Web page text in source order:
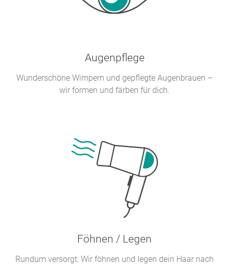
Augenpflege
Wunderschöne Wimpern und gepflegte Augenbrauen –
wir formen und färben für dich.
Föhnen / Legen
Rundum versorgt: Wir föhnen und legen dein Haar nach